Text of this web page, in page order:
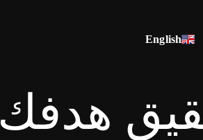
English
هدفك